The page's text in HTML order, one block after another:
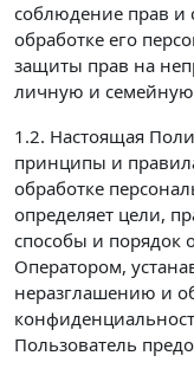
соблюдение прав и
обработке его
защиты прав на
личную и семейную
1.2. Настоящая
принципы и
обработке
определяет цели,
способы и порядок
Оператором,
неразглашению и
Пользователь